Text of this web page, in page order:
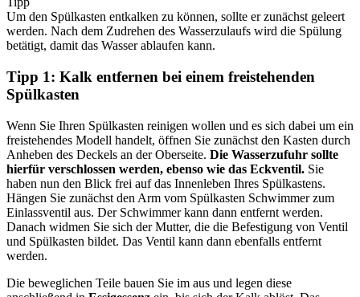
Um den Spülkasten entkalken zu können, sollte er zunächst geleert
werden. Nach dem Zudrehen des Wasserzulaufs wird die Spülung
betätigt, damit das Wasser ablaufen kann.
Tipp 1: Kalk entfernen bei einem freistehenden
Spülkasten
Wenn Sie Ihren Spülkasten reinigen wollen und es sich dabei um ein
freistehendes Modell handelt, öffnen Sie zunächst den Kasten durch
Anheben des Deckels an der Oberseite. Die Wasserzufuhr sollte
hierfür verschlossen werden, ebenso wie das Eckventil. Sie
haben nun den Blick frei auf das Innenleben Ihres Spülkastens.
Hängen Sie zunächst den Arm vom Spülkasten Schwimmer zum
Einlassventil aus. Der Schwimmer kann dann entfernt werden.
Danach widmen Sie sich der Mutter, die die Befestigung von Ventil
und Spülkasten bildet. Das Ventil kann dann ebenfalls entfernt
werden.
Die beweglichen Teile bauen Sie im aus und legen diese